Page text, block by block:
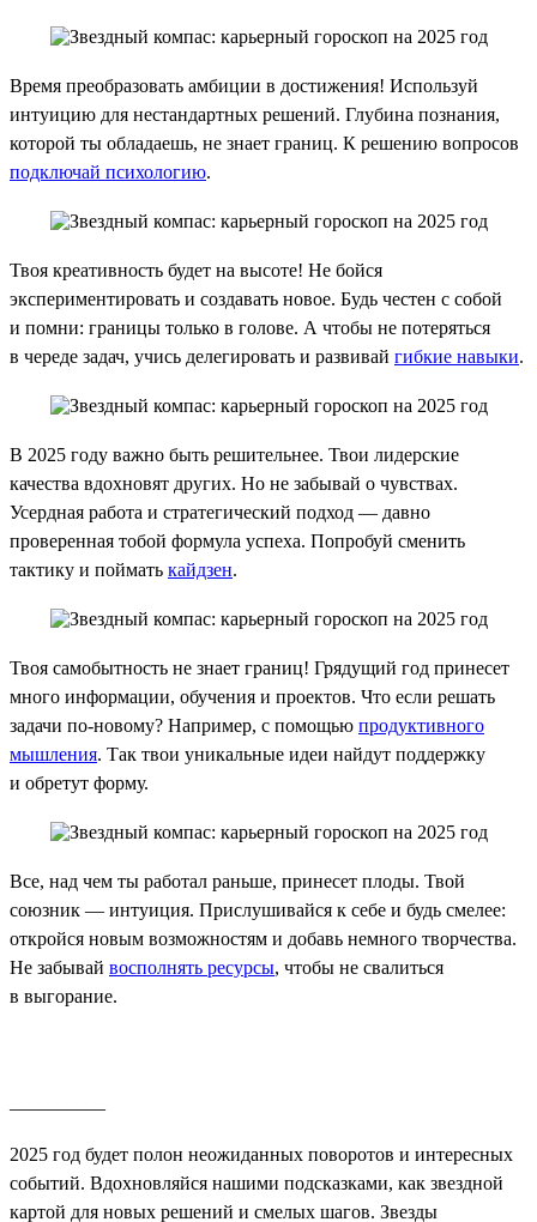
Время преобразовать амбиции в достижения! Используй
интуицию для нестандартных решений. Глубина познания,
которой ты обладаешь, не знает границ. К решению вопросов
подключай психологию.
Твоя креативность будет на высоте! Не бойся
экспериментировать и создавать новое. Будь честен с собой
и помни: границы только в голове. А чтобы не потеряться
в череде задач, учись делегировать и развивай гибкие навыки.
В 2025 году важно быть решительнее. Твои лидерские
качества вдохновят других. Но не забывай о чувствах.
Усердная работа и стратегический подход — давно
проверенная тобой формула успеха. Попробуй сменить
тактику и поймать кайдзен.
Твоя самобытность не знает границ! Грядущий год принесет
много информации, обучения и проектов. Что если решать
задачи по-новому? Например, с помощью продуктивного
мышления. Так твои уникальные идеи найдут поддержку
и обретут форму.
Все, над чем ты работал раньше, принесет плоды. Твой
союзник — интуиция. Прислушивайся к себе и будь смелее:
откройся новым возможностям и добавь немного творчества.
Не забывай восполнять ресурсы, чтобы не свалиться
в выгорание.
2025 год будет полон неожиданных поворотов и интересных
событий. Вдохновляйся нашими подсказками, как звездной
картой для новых решений и смелых шагов. Звезды